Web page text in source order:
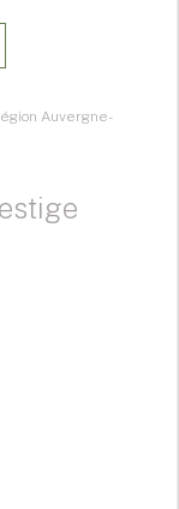
Auvergne-